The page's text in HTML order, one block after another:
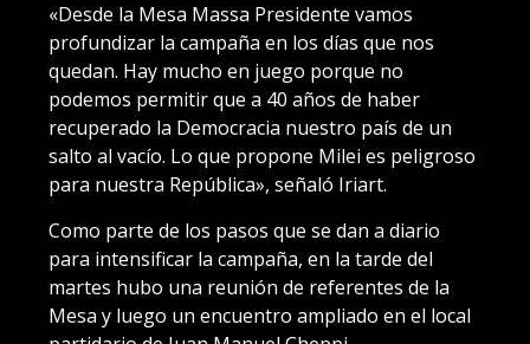
«Desde la Mesa Massa Presidente vamos
profundizar la campaña en los días que nos
quedan. Hay mucho en juego porque no
podemos permitir que a 40 años de haber
recuperado la Democracia nuestro país de un
salto al vacío. Lo que propone Milei es peligroso
para nuestra República», señaló Iriart.
Como parte de los pasos que se dan a diario
para intensificar la campaña, en la tarde del
martes hubo una reunión de referentes de la
Mesa y luego un encuentro ampliado en el local